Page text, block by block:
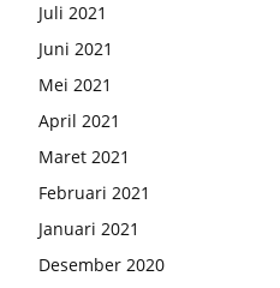
Juli 2021
Juni 2021
Mei 2021
April 2021
Maret 2021
Februari 2021
Januari 2021
Desember 2020